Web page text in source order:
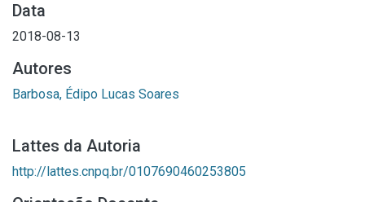
Data
2018-08-13
Autores
Barbosa, Édipo Lucas Soares
Lattes da Autoria
http://lattes.cnpq.br/0107690460253805